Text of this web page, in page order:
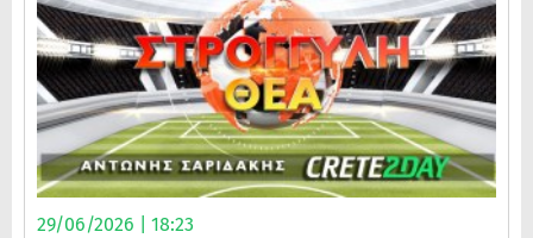
29/06/2026 | 18:23